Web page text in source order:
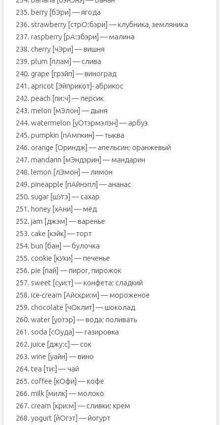
235. berry [бЭри] — ягода
236. strawberry [стрО:бэри] — клубника, земляника
237. raspberry [рА:збэри] — малина
238. cherry [чЭри] — вишня
239. plum [плам] — слива
240. grape [грэйп] — виноград
241. apricot [Эйприкот]- абрикос
242. peach [пи:ч] — персик
243. melon [мЭлон] — дыня
244. watermelon [уOтэрмэлэн] — арбуз
245. pumpkin [пАмпкин] — тыква
246. orange [Oриндж] — апельсин; оранжевый
247. mandarin [мЭндэрин] — мандарин
248. lemon [лЭмон] — лимон
249. pineapple [пАйнэпл] — ананас
250. sugar [шУгэ] — сахар
251. honey [хАни] — мёд
252. jam [джэм] — варенье
253. cake [кэйк] — торт
254. bun [бан] — булочка
255. cookie [кУки] — печенье
256. pie [пай] — пирог, пирожок
257. sweet [суи:т] — конфета; сладкий
258. ice-cream [Aйскри:м] — мороженое
259. chocolate [чOклит] — шоколад
260. water [уотэр] — вода; поливать
261. soda [сOуда] — газировка
262. juice [джу:с] — сок
263. wine [уайн] — вино
264. tea [ти:] — чай
265. coffee [кOфи] — кофе
266. milk [милк] — молоко
267. cream [кри:м] — сливки; крем
268. yogurt [йОгэт] — йогурт